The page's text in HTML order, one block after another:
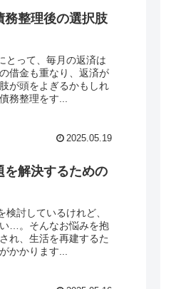
務整理後の選択肢
とって、毎月の返済は
借金も重なり、返済が
が頭をよぎるかもしれ
務整理をす...
2025.05.19
を解決するための
討しているけれど、
…。そんなお悩みを抱
れ、生活を再建するた
かかります...